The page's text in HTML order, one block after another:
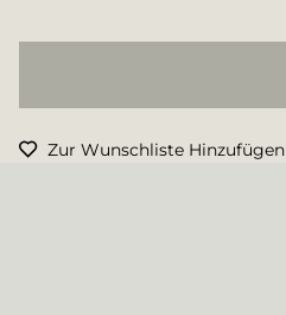
Zur Wunschliste Hinzufügen